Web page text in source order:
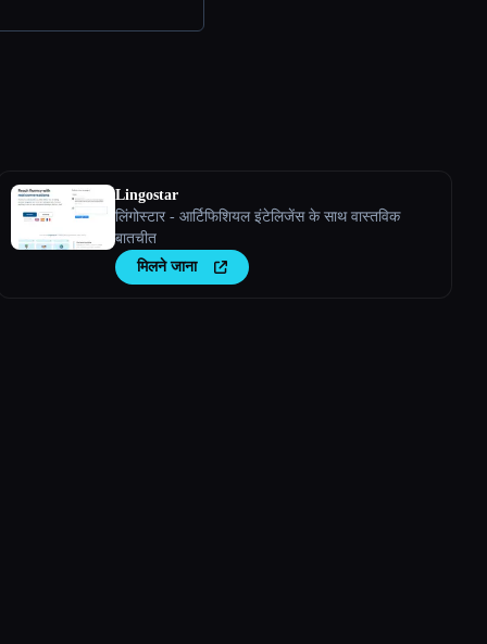
Lingostar
लिंगोस्टार - आर्टिफिशियल इंटेलिजेंस के साथ वास्तविक
बातचीत
मिलने जाना